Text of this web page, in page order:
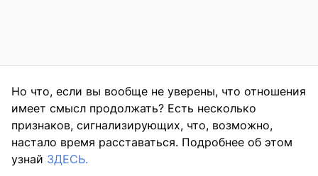
Но что, если вы вообще не уверены, что отношения
имеет смысл продолжать? Есть несколько
признаков, сигнализирующих, что, возможно,
настало время расставаться. Подробнее об этом
узнай ЗДЕСЬ.